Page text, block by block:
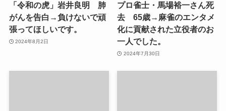
「令和の虎」岩井良明 肺
がんを告白→負けないで頑
張ってほしいです。
2024年8月2日
プロ雀士・馬場裕一さん死
去 65歳→麻雀のエンタメ
化に貢献された立役者のお
一人でした。
2024年7月30日